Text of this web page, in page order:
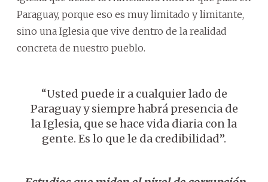
Paraguay, porque eso es muy limitado y limitante,
sino una Iglesia que vive dentro de la realidad
concreta de nuestro pueblo.
“Usted puede ir a cualquier lado de
Paraguay y siempre habrá presencia de
la Iglesia, que se hace vida diaria con la
gente. Es lo que le da credibilidad”.